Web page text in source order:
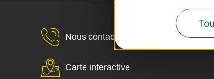
Nous contacter
Carte interactive